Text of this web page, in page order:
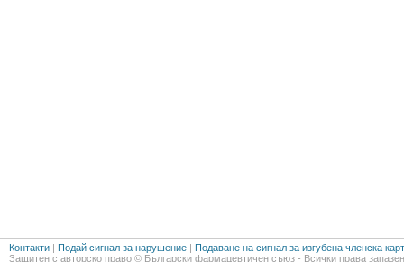
Контакти | Подай сигнал за нарушение | Подаване на сигнал за изгубена членска
Защитен с авторско право © Български фармацевтичен съюз - Всички права